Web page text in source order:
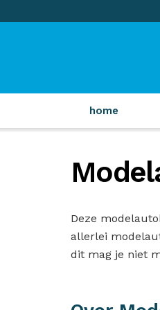
home
Deze
allerlei
dit mag je niet